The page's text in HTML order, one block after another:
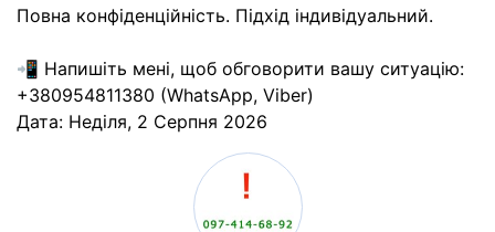
Повна конфіденційність. Підхід індивідуальний.
📲 Напишіть мені, щоб обговорити вашу ситуацію:
+380954811380 (WhatsApp, Viber)
Дата: Неділя, 2 Серпня 2026